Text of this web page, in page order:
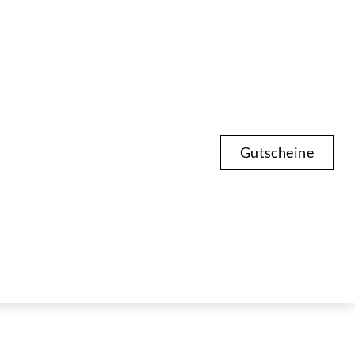
Gutscheine